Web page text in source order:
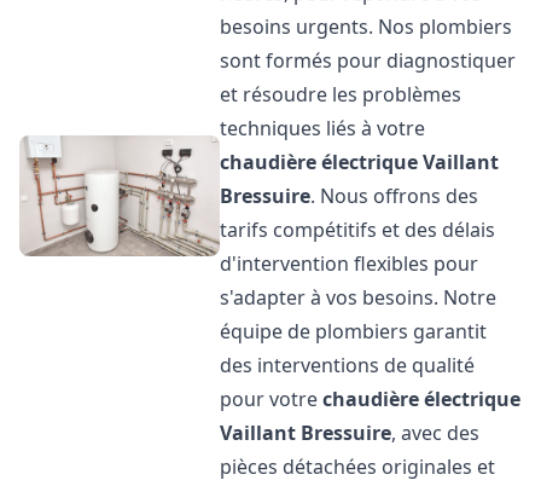
besoins urgents. Nos plombiers
sont formés pour diagnostiquer
et résoudre les problèmes
techniques liés à votre
chaudière électrique Vaillant
Bressuire. Nous offrons des
tarifs compétitifs et des délais
d'intervention flexibles pour
s'adapter à vos besoins. Notre
équipe de plombiers garantit
des interventions de qualité
pour votrechaudière électrique
Vaillant Bressuire, avec des
pièces détachées originales et